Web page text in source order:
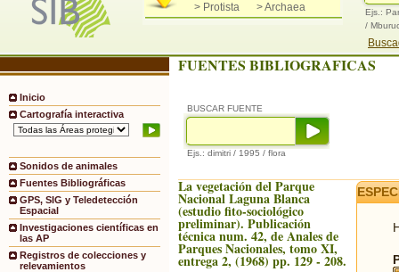
> Protista
> Archaea
Ejs.:
/
Inicio
Cartografía interactiva
Sonidos de animales
Fuentes Bibliográficas
GPS, SIG y Teledetección
Espacial
Investigaciones científicas en
las AP
Registros de colecciones y
relevamientos
FUENTES BIBLIOGRAFICAS
BUSCAR FUENTE
Ejs.: dimitri / 1995 / flora
La vegetación del Parque
Nacional Laguna Blanca
(estudio fito-sociológico
preliminar). Publicación
técnica num. 42, de Anales de
Parques Nacionales, tomo XI,
entrega 2, (1968) pp. 129 - 208.